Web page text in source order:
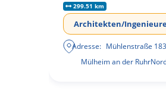
299.51 km
Architekten/
Adresse: Mühlenstraße 183
Mülheim an der Ruhr